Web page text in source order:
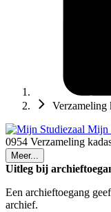
Verzameling
Mijn
0954 Verzameling
Meer...
Uitleg bij
Een archieftoegang
archief.